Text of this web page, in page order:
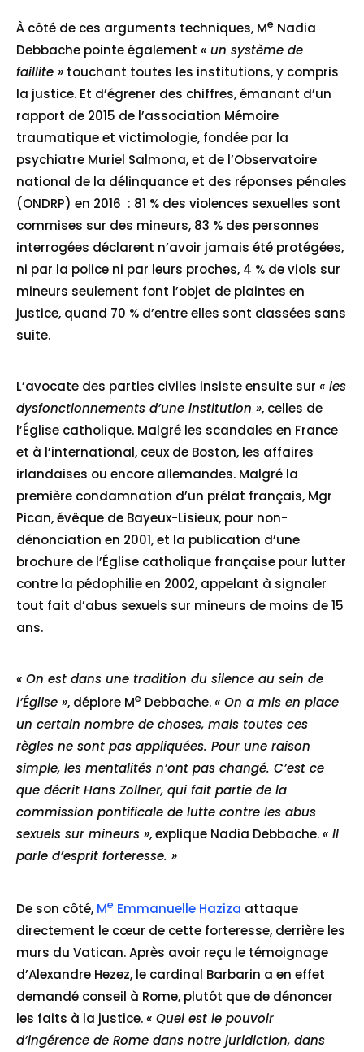
À côté de ces arguments techniques, Me Nadia
Debbache pointe également « un système de
faillite » touchant toutes les institutions, y compris
la justice. Et d’égrener des chiffres, émanant d’un
rapport de 2015 de l’association Mémoire
traumatique et victimologie, fondée par la
psychiatre Muriel Salmona, et de l’Observatoire
national de la délinquance et des réponses pénales
(ONDRP) en 2016 : 81 % des violences sexuelles sont
commises sur des mineurs, 83 % des personnes
interrogées déclarent n’avoir jamais été protégées,
ni par la police ni par leurs proches, 4 % de viols sur
mineurs seulement font l’objet de plaintes en
justice, quand 70 % d’entre elles sont classées sans
suite.
L’avocate des parties civiles insiste ensuite sur « les
dysfonctionnements d’une institution », celles de
l’Église catholique. Malgré les scandales en France
et à l’international, ceux de Boston, les affaires
irlandaises ou encore allemandes. Malgré la
première condamnation d’un prélat français, Mgr
Pican, évêque de Bayeux-Lisieux, pour non-
dénonciation en 2001, et la publication d’une
brochure de l’Église catholique française pour lutter
contre la pédophilie en 2002, appelant à signaler
tout fait d’abus sexuels sur mineurs de moins de 15
ans.
« On est dans une tradition du silence au sein de
l’Église », déplore Me Debbache.« On a mis en place
un certain nombre de choses, mais toutes ces
règles ne sont pas appliquées. Pour une raison
simple, les mentalités n’ont pas changé. C’est ce
que décrit Hans Zollner, qui fait partie de la
commission pontificale de lutte contre les abus
sexuels sur mineurs », explique Nadia Debbache.« Il
parle d’esprit forteresse. »
De son côté, Me Emmanuelle Haziza attaque
directement le cœur de cette forteresse, derrière les
murs du Vatican. Après avoir reçu le témoignage
d’Alexandre Hezez, le cardinal Barbarin a en effet
demandé conseil à Rome, plutôt que de dénoncer
les faits à la justice.« Quel est le pouvoir
d’ingérence de Rome dans notre juridiction, dans